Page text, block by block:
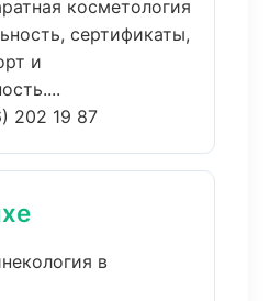
косметология
сертификаты,
и
202 19 87
в